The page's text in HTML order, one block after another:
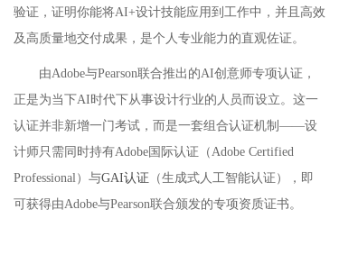
验证，证明你能将AI+设计技能应用到工作中，并且高效
及高质量地交付成果，是个人专业能力的直观佐证。
由Adobe与Pearson联合推出的AI创意师专项认证，
正是为当下AI时代下从事设计行业的人员而设立。这一
认证并非新增一门考试，而是一套组合认证机制——设
计师只需同时持有Adobe国际认证（Adobe Certified
Professional）与GAI认证 （生成式人工智能认证），即
可获得由Adobe与Pearson联合颁发的专项资质证书。